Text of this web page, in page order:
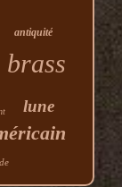
antiquité
brass
lune